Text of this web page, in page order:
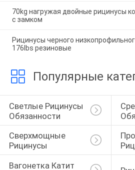
70kg нагружая двойные рицинусы
с замком
Рицинусы черного
176lbs резиновые
Популярные
Светлые Рицинусы
Обязанности
Сверхмощные
Рицинусы
Вагонетка Катит